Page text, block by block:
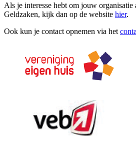
Als je interesse hebt om jouw organisatie
Geldzaken, kijk dan op de website hier.
Ook kun je contact opnemen via het